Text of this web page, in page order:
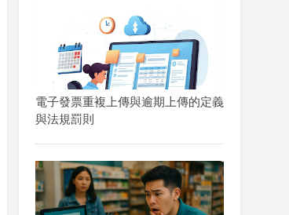
電子發票重複上傳與逾期上傳的定義
與法規罰則